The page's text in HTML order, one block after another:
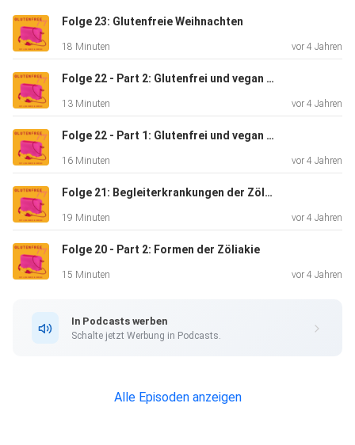
Folge 23: Glutenfreie Weihnachten
18 Minuten vor 4 Jahren
Folge 22 - Part 2: Glutenfrei und vegan - geht das?
13 Minuten vor 4 Jahren
Folge 22 - Part 1: Glutenfrei und vegan - geht das?
16 Minuten vor 4 Jahren
Folge 21: Begleiterkrankungen der Zöliakie
19 Minuten vor 4 Jahren
Folge 20 - Part 2: Formen der Zöliakie
15 Minuten vor 4 Jahren
In Podcasts werben
Schalte jetzt Werbung in Podcasts.
Alle Episoden anzeigen